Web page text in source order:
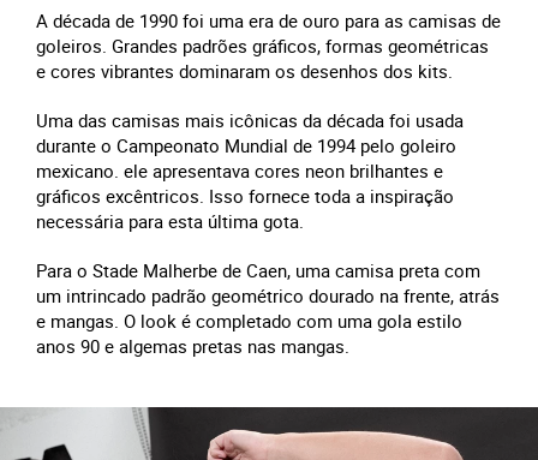
A década de 1990 foi uma era de ouro para as camisas de
goleiros. Grandes padrões gráficos, formas geométricas
e cores vibrantes dominaram os desenhos dos kits.
Uma das camisas mais icônicas da década foi usada
durante o Campeonato Mundial de 1994 pelo goleiro
mexicano. ele apresentava cores neon brilhantes e
gráficos excêntricos. Isso fornece toda a inspiração
necessária para esta última gota.
Para o Stade Malherbe de Caen, uma camisa preta com
um intrincado padrão geométrico dourado na frente, atrás
e mangas. O look é completado com uma gola estilo
anos 90 e algemas pretas nas mangas.